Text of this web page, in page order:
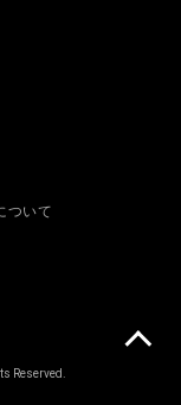
ついて
Reserved.